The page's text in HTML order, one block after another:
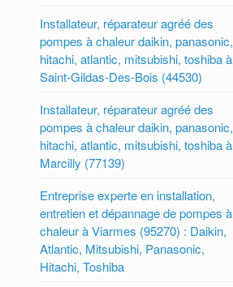
Installateur, réparateur agréé des
pompes à chaleur daikin, panasonic,
hitachi, atlantic, mitsubishi, toshiba à
Saint-Gildas-Des-Bois (44530)
Installateur, réparateur agréé des
pompes à chaleur daikin, panasonic,
hitachi, atlantic, mitsubishi, toshiba à
Marcilly (77139)
Entreprise experte en installation,
entretien et dépannage de pompes à
chaleur à Viarmes (95270) : Daikin,
Atlantic, Mitsubishi, Panasonic,
Hitachi, Toshiba